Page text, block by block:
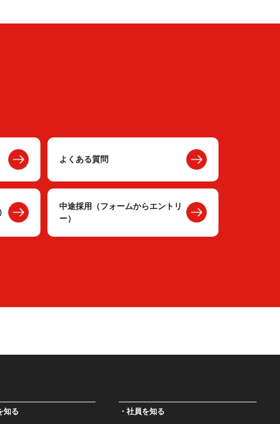
よくある質問
中途採用（フォームからエントリ
ー）
知る 社員を知る